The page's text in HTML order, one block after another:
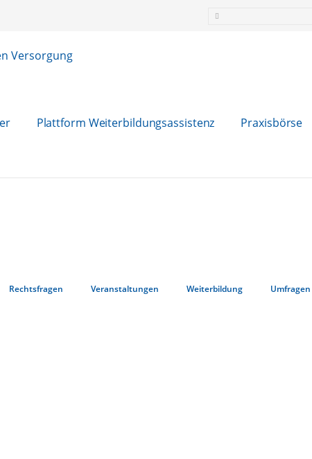
Versorgung
Plattform Weiterbildungsassistenz Praxisbörse
Rechtsfragen Veranstaltungen Weiterbildung Umfragen